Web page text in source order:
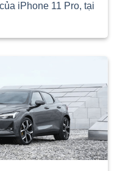
iPhone 11 Pro, tại